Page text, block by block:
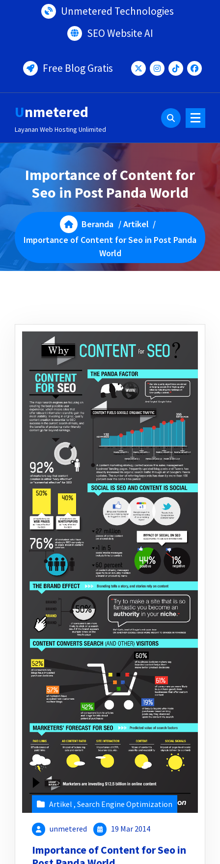
Unmetered Technologies
SEO Website AI
Free Blog Gratis
Unmetered
Layanan Web Hosting Unlimited
Importance of Content for
Seo in Post Panda World
Beranda /Artikel /
Importance of Content for Seo in Post Panda
World
Artikel , Search Engine Optimization
unmetered 19 Mar 2014
Importance of Content for Seo in